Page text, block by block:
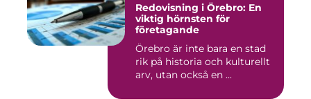
Redovisning i Örebro: En
viktig hörnsten för
företagande
Örebro är inte bara en stad
rik på historia och kulturellt
arv, utan också en ...